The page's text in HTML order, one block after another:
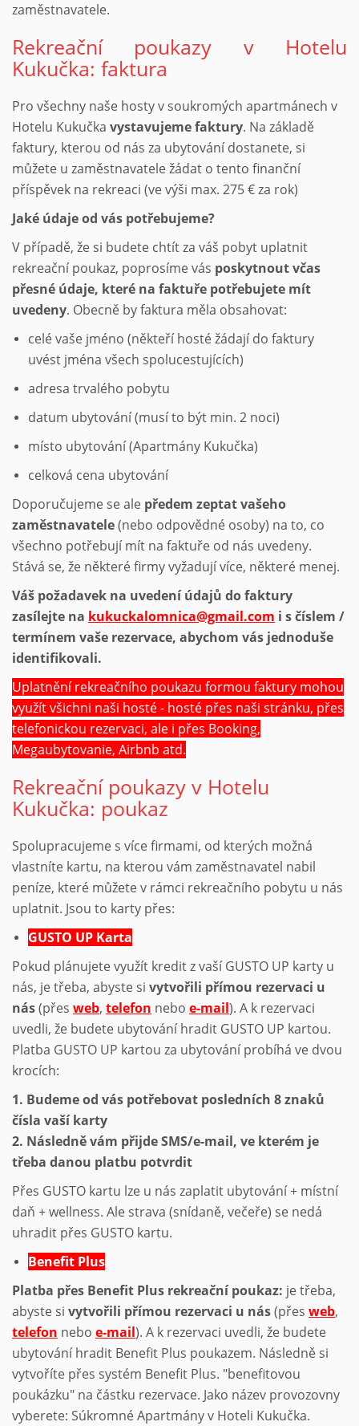
zaměstnavatele.
Rekreační poukazy v Hotelu
Kukučka: faktura
Pro všechny naše hosty v soukromých apartmánech v
Hotelu Kukučka vystavujeme faktury. Na základě
faktury, kterou od nás za ubytování dostanete, si
můžete u zaměstnavatele žádat o tento finanční
příspěvek na rekreaci (ve výši max. 275 € za rok)
Jaké údaje od vás potřebujeme?
V případě, že si budete chtít za váš pobyt uplatnit
rekreační poukaz, poprosíme vás poskytnout včas
přesné údaje, které na faktuře potřebujete mít
uvedeny. Obecně by faktura měla obsahovat:
celé vaše jméno (někteří hosté žádají do faktury
uvést jména všech spolucestujících)
adresa trvalého pobytu
datum ubytování (musí to být min. 2 noci)
místo ubytování (Apartmány Kukučka)
celková cena ubytování
Doporučujeme se ale předem zeptat vašeho
zaměstnavatele(nebo odpovědné osoby) na to, co
všechno potřebují mít na faktuře od nás uvedeny.
Stává se, že některé firmy vyžadují více, některé menej.
Váš požadavek na uvedení údajů do faktury
zasílejte na kukuckalomnica@gmail.com i s číslem /
termínem vaše rezervace, abychom vás jednoduše
identifikovali.
Uplatnění rekreačního poukazu formou faktury mohou
využít všichni naši hosté - hosté přes naši stránku, přes
telefonickou rezervaci, ale i přes Booking,
Megaubytovanie, Airbnb atd.
Rekreační poukazy v Hotelu
Kukučka: poukaz
Spolupracujeme s více firmami, od kterých možná
vlastníte kartu, na kterou vám zaměstnavatel nabil
peníze, které můžete v rámci rekreačního pobytu u nás
uplatnit. Jsou to karty přes:
GUSTO UP Karta
Pokud plánujete využít kredit z vaší GUSTO UP karty u
nás, je třeba, abyste si vytvořili přímou rezervaci u
nás(přes web, telefon nebo e-mail). A k rezervaci
uvedli, že budete ubytování hradit GUSTO UP kartou.
Platba GUSTO UP kartou za ubytování probíhá ve dvou
krocích:
1. Budeme od vás potřebovat posledních 8 znaků
čísla vaší karty
2. Následně vám přijde SMS/e-mail, ve kterém je
třeba danou platbu potvrdit
Přes GUSTO kartu lze u nás zaplatit ubytování + místní
daň + wellness. Ale strava (snídaně, večeře) se nedá
uhradit přes GUSTO kartu.
Benefit Plus
Platba přes Benefit Plus rekreační poukaz: je třeba,
abyste si vytvořili přímou rezervaci u nás(přes web,
telefon nebo e-mail). A k rezervaci uvedli, že budete
ubytování hradit Benefit Plus poukazem. Následně si
vytvoříte přes systém Benefit Plus. "benefitovou
poukázku" na částku rezervace. Jako název provozovny
vyberete: Súkromné Apartmány v Hoteli Kukučka.